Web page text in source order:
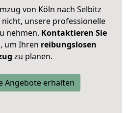
von Köln nach Selbitz
nicht, unsere professionelle
nehmen. Kontaktieren Sie
um Ihren reibungslosen
zu planen.
Angebote erhalten